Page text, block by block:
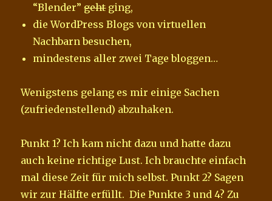
“Blender”gehtging,
die WordPress Blogs von virtuellen
Nachbarn besuchen,
mindestens aller zwei Tage bloggen…
Wenigstens gelang es mir einige Sachen
(zufriedenstellend) abzuhaken.
Punkt 1? Ich kam nicht dazu und hatte dazu
auch keine richtige Lust. Ich brauchte einfach
mal diese Zeit für mich selbst. Punkt 2? Sagen
wir zur Hälfte erfüllt. Die Punkte 3 und 4? Zu